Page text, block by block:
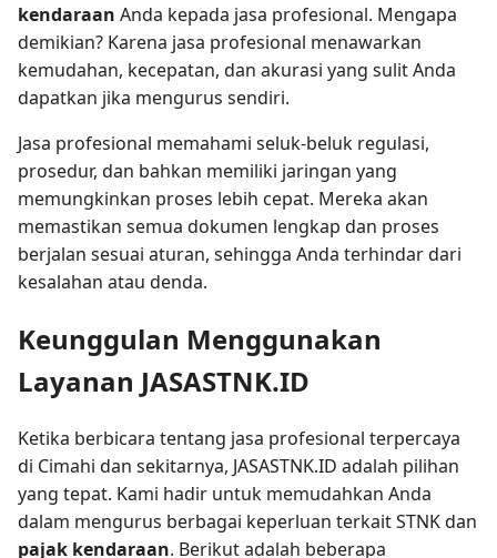
kendaraan Anda kepada jasa profesional. Mengapa
demikian? Karena jasa profesional menawarkan
kemudahan, kecepatan, dan akurasi yang sulit Anda
dapatkan jika mengurus sendiri.
Jasa profesional memahami seluk-beluk regulasi,
prosedur, dan bahkan memiliki jaringan yang
memungkinkan proses lebih cepat. Mereka akan
memastikan semua dokumen lengkap dan proses
berjalan sesuai aturan, sehingga Anda terhindar dari
kesalahan atau denda.
Keunggulan Menggunakan
Layanan JASASTNK.ID
Ketika berbicara tentang jasa profesional terpercaya
di Cimahi dan sekitarnya, JASASTNK.ID adalah pilihan
yang tepat. Kami hadir untuk memudahkan Anda
dalam mengurus berbagai keperluan terkait STNK dan
pajak kendaraan. Berikut adalah beberapa